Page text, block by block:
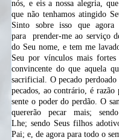
nós, e eis a nossa alegria,
que não tenhamos atingido
Sinto sobre isso que
para
prender-meao serviço
do Seu nome, e tem me
Seu por vínculos mais
convincente do que aquela
sacrificial. O pecado
pecados, ao contrário, é razão
sente o poder do perdão. O
quererão pecar mais;
Lhe; sendo Seus filhos
Pai; e, de agora para todo o